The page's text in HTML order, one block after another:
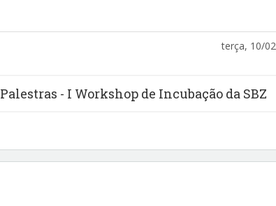
terça, 10/02
Palestras - I Workshop de Incubação da SBZ